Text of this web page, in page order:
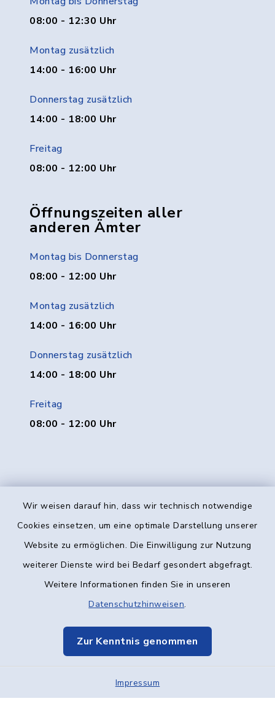
Wir weisen darauf hin, dass wir technisch notwendige
Cookies einsetzen, um eine optimale Darstellung unserer
Website zu ermöglichen. Die Einwilligung zur Nutzung
weiterer Dienste wird bei Bedarf gesondert abgefragt.
Weitere Informationen finden Sie in unseren
Datenschutzhinweisen.
Zur Kenntnis genommen
Impressum
08:00 - 12:30 Uhr
Montag zusätzlich
14:00 - 16:00 Uhr
Donnerstag zusätzlich
14:00 - 18:00 Uhr
Freitag
08:00 - 12:00 Uhr
Öffnungszeiten aller
anderen Ämter
Montag bis Donnerstag
08:00 - 12:00 Uhr
Montag zusätzlich
14:00 - 16:00 Uhr
Donnerstag zusätzlich
14:00 - 18:00 Uhr
Freitag
08:00 - 12:00 Uhr
Kontakt
Datenschutz
Elektronische Kommunikation
Sitemap